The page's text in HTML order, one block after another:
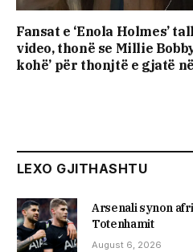
Fansat e ‘Enola Holmes’
video, thonë se Millie
kohë’ për thonjtë e gjatë
LEXO GJITHASHTU
Arsenali synon
Totenhamit
August 6, 2026